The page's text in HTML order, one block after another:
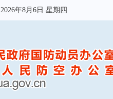
2026年8月6日 星期四